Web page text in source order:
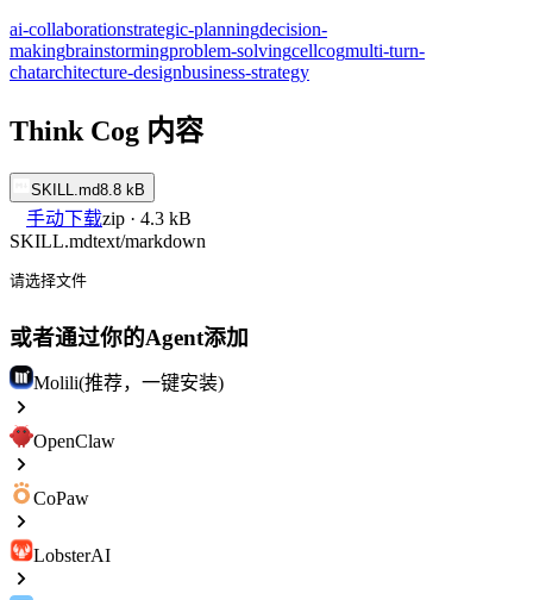
ai-collaborationstrategic-planningdecision-
makingbrainstormingproblem-solvingcellcogmulti-turn-
chatarchitecture-designbusiness-strategy
Think Cog 内容
SKILL.md8.8 kB
手动下载zip · 4.3 kB
SKILL.mdtext/markdown
请选择文件
或者通过你的Agent添加
Molili(推荐，一键安装)
OpenClaw
CoPaw
LobsterAI